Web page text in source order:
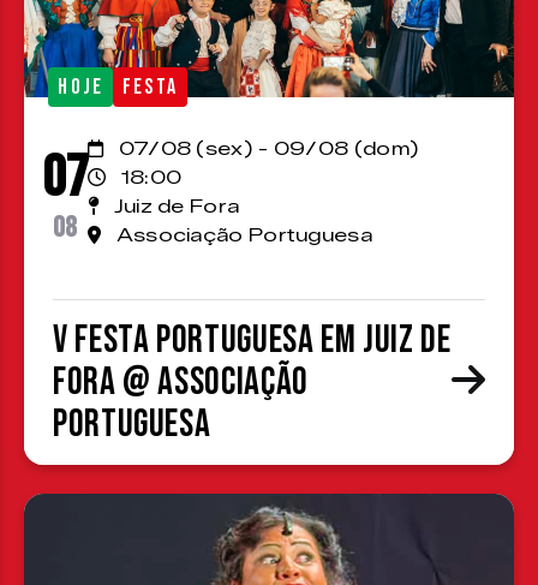
HOJE FESTA
07
08
07/08 (sex) - 09/08 (dom)
18:00
Juiz de Fora
Associação Portuguesa
V Festa Portuguesa em Juiz de
Fora @ Associação
Portuguesa